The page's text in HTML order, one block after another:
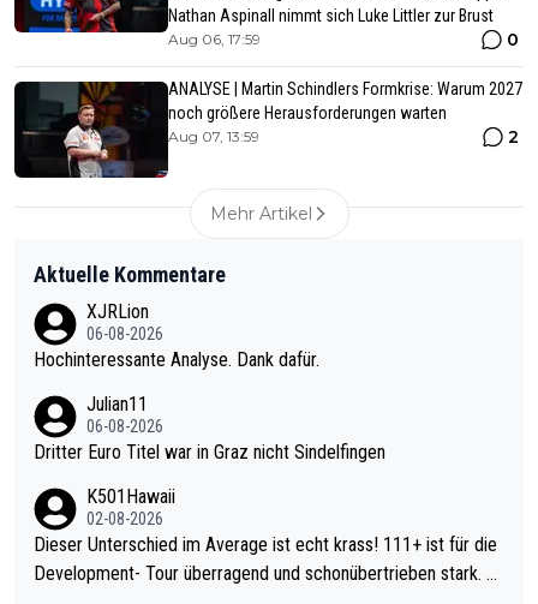
Nathan Aspinall nimmt sich Luke Littler zur Brust
Aug 06, 17:59 0
ANALYSE | Martin Schindlers Formkrise: Warum 2027
noch größere Herausforderungen warten
Aug 07, 13:59 2
Mehr Artikel
Aktuelle Kommentare
XJRLion
06-08-2026
Hochinteressante Analyse. Dank dafür.
Julian11
06-08-2026
Dritter Euro Titel war in Graz nicht Sindelfingen
K501Hawaii
02-08-2026
Dieser Unterschied im Average ist echt krass! 111+ ist für die
Development- Tour überragend und schonübertrieben stark. U